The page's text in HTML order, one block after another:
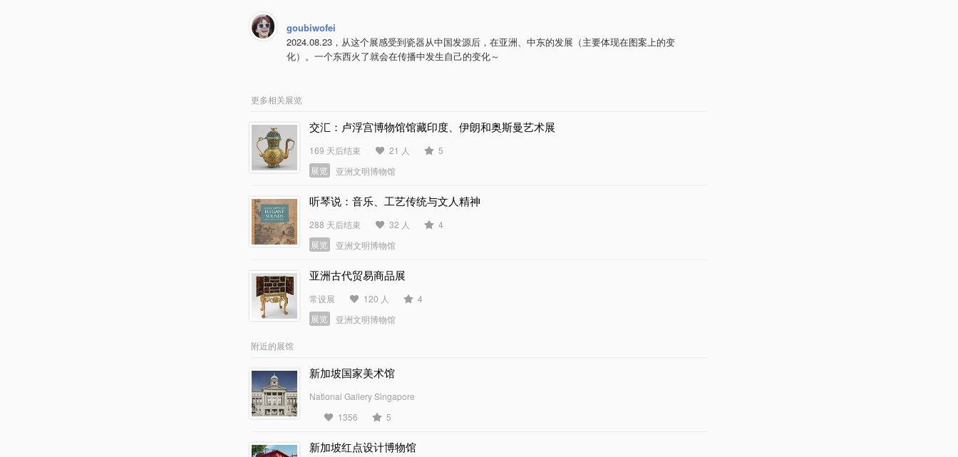
goubiwofei
2024.08.23，从这个展感受到瓷器从中国发源后，在亚洲、中东的发展（主要体现在图案上的变
化）。一个东西火了就会在传播中发生自己的变化～
更多相关展览
交汇：卢浮宫博物馆馆藏印度、伊朗和奥斯曼艺术展
169 天后结束 21 人
5
展览
亚洲文明博物馆
听琴说：音乐、工艺传统与文人精神
288 天后结束 32 人
4
展览
亚洲文明博物馆
亚洲古代贸易商品展
常设展 120 人
4
展览
亚洲文明博物馆
附近的展馆
新加坡国家美术馆
National Gallery Singapore
1356
5
新加坡红点设计博物馆